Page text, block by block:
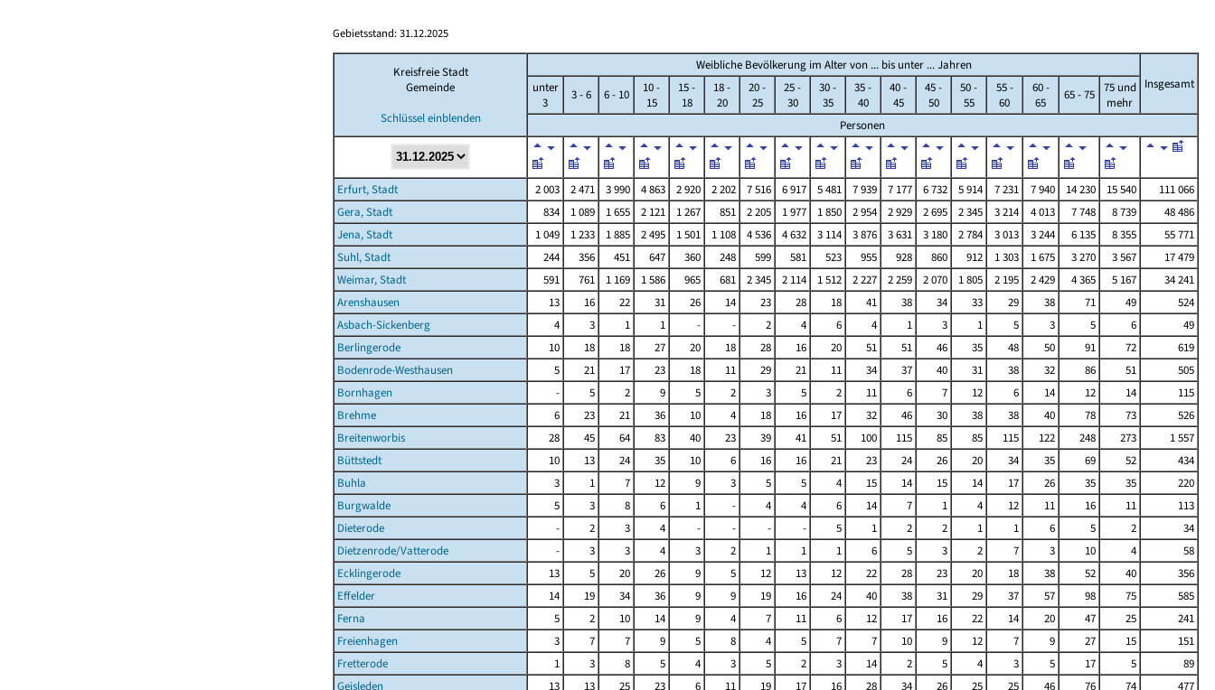
Gebietsstand: 31.12.2025
Kreisfreie Stadt
Gemeinde
Schlüssel einblenden
Weibliche Bevölkerung im Alter von ... bis unter ... Jahren
Insgesamt
unter
3
3 - 6 6 - 10
10 -
15
15 -
18
18 -
20
20 -
25
25 -
30
30 -
35
35 -
40
40 -
45
45 -
50
50 -
55
55 -
60
60 -
65
65 - 75
75 und
mehr
Personen
Erfurt, Stadt 2 003 2 471 3 990 4 863 2 920 2 202 7 516 6 917 5 481 7 939 7 177 6 732 5 914 7 231 7 940 14 230 15 540
111 066
Gera, Stadt
834 1 089 1 655 2 121 1 267 851 2 205 1 977 1 850 2 954 2 929 2 695 2 345 3 214 4 013 7 748 8 739
48 486
Jena, Stadt
1 049 1 233 1 885 2 495 1 501 1 108 4 536 4 632 3 114 3 876 3 631 3 180 2 784 3 013 3 244 6 135 8 355
55 771
Suhl, Stadt
244 356 451 647 360 248 599 581 523 955 928 860 912 1 303 1 675 3 270 3 567
17 479
Weimar, Stadt
591 761 1 169 1 586 965 681 2 345 2 114 1 512 2 227 2 259 2 070 1 805 2 195 2 429 4 365 5 167
34 241
Arenshausen
13 16 22 31 26 14 23 28 18 41 38 34 33 29 38 71 49
524
Asbach-Sickenberg
4 3 1 1 - - 2 4 6 4 1 3 1 5 3 5 6
49
Berlingerode
10 18 18 27 20 18 28 16 20 51 51 46 35 48 50 91 72
619
Bodenrode-Westhausen
5 21 17 23 18 11 29 21 11 34 37 40 31 38 32 86 51
505
Bornhagen
- 5 2 9 5 2 3 5 2 11 6 7 12 6 14 12 14
115
Brehme
6 23 21 36 10 4 18 16 17 32 46 30 38 38 40 78 73
526
Breitenworbis
28 45 64 83 40 23 39 41 51 100 115 85 85 115 122 248 273
1 557
Büttstedt
10 13 24 35 10 6 16 16 21 23 24 26 20 34 35 69 52
434
Buhla
3 1 7 12 9 3 5 5 4 15 14 15 14 17 26 35 35
220
Burgwalde
5 3 8 6 1 - 4 4 6 14 7 1 4 12 11 16 11
113
Dieterode
- 2 3 4 - - - - 5 1 2 2 1 1 6 5 2
34
Dietzenrode/Vatterode
- 3 3 4 3 2 1 1 1 6 5 3 2 7 3 10 4
58
Ecklingerode
13 5 20 26 9 5 12 13 12 22 28 23 20 18 38 52 40
356
Effelder
14 19 34 36 9 9 19 16 24 40 38 31 29 37 57 98 75
585
Ferna
5 2 10 14 9 4 7 11 6 12 17 16 22 14 20 47 25
241
Freienhagen
3 7 7 9 5 8 4 5 7 7 10 9 12 7 9 27 15
151
Fretterode
1 3 8 5 4 3 5 2 3 14 2 5 4 3 5 17 5
89
Geisleden
13 13 25 23 6 11 19 17 16 28 34 26 25 25 46 76 74
477